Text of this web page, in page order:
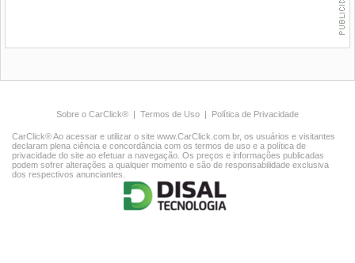
Sobre o CarClick® | Termos de Uso | Política de Privacidade
CarClick® Ao acessar e utilizar o site www.CarClick.com.br, os usuários e visitantes
declaram plena ciência e concordância com os termos de uso e a política de
privacidade do site ao efetuar a navegação. Os preços e informações publicadas
podem sofrer alterações a qualquer momento e são de responsabilidade exclusiva
dos respectivos anunciantes.